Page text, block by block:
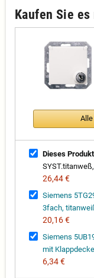
Kaufen Sie
Dieses
26,44 €
Siemens
3fach,
20,16 €
Siemens
mit
6,34 €